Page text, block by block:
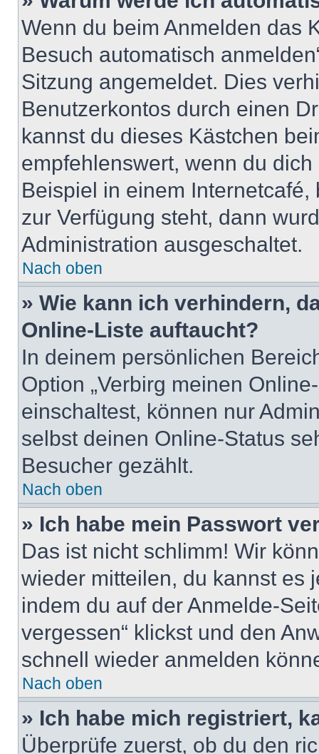
Wenn du beim Anmelden das
Besuch automatisch
Sitzung angemeldet. Dies
Benutzerkontos durch einen
kannst du dieses Kästchen
empfehlenswert, wenn du
Beispiel in einem
zur Verfügung steht, dann
Administration ausgeschaltet.
Nach oben
» Wie kann ich verhindern,
Online-Liste auftaucht?
In deinem persönlichen
Option „Verbirg meinen
einschaltest, können nur
selbst deinen Online-Status
Besucher gezählt.
Nach oben
» Ich habe mein Passwort
Das ist nicht schlimm! Wir
wieder mitteilen, du kannst es
indem du auf der Anmelde-
vergessen“ klickst und den
schnell wieder anmelden
Nach oben
» Ich habe mich registriert,
Überprüfe zuerst, ob du den